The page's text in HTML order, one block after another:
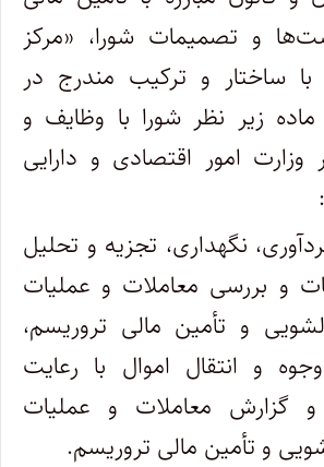
و تصمیمات شورا، «مرکز
با ساختار و ترکیب مندرج در
این ماده زیر نظر شورا با وظایف و
وزارت امور اقتصادی و دارایی
نگهداری، تجزیه و تحلیل
و بررسی معاملات و عملیات
و تأمین مالی تروریسم،
و انتقال اموال با رعایت
و گزارش معاملات و عملیات
و تأمین مالی تروریسم.